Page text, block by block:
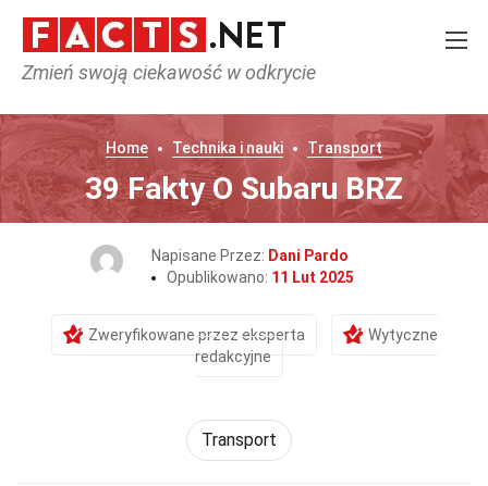
Zmień swoją ciekawość w odkrycie
Home Technika i nauki Transport
39 Fakty O Subaru BRZ
Napisane Przez: Dani Pardo
Opublikowano: 11 Lut 2025
Zweryfikowane przez eksperta
Wytyczne
redakcyjne
Transport